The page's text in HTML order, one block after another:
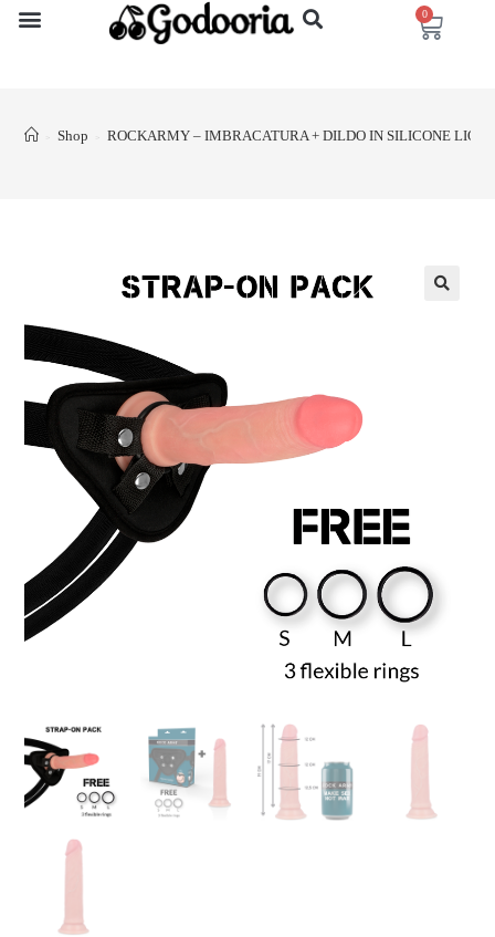
0
> Shop > ROCKARMY – IMBRACATURA + DILDO IN SILICONE